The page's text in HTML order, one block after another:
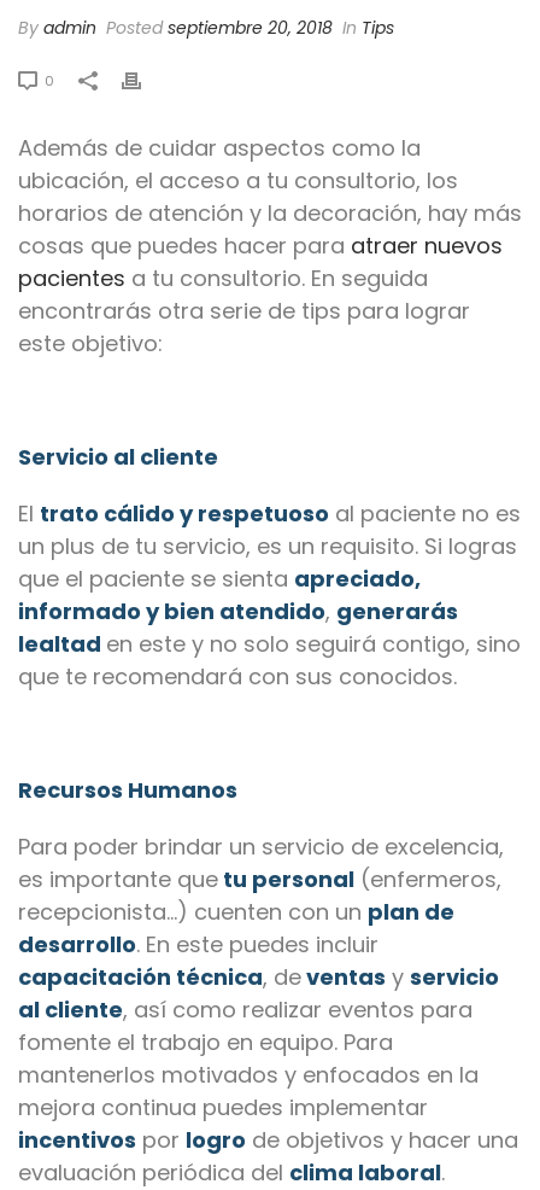
By admin Postedseptiembre 20, 2018 In Tips
0
Además de cuidar aspectos como la
ubicación, el acceso a tu consultorio, los
horarios de atención y la decoración, hay más
cosas que puedes hacer para atraer nuevos
pacientes a tu consultorio. En seguida
encontrarás otra serie de tips para lograr
este objetivo:
Servicio al cliente
El trato cálido y respetuoso al paciente no es
un plus de tu servicio, es un requisito. Si logras
que el paciente se sienta apreciado,
informado y bien atendido, generarás
lealtad en este y no solo seguirá contigo, sino
que te recomendará con sus conocidos.
Recursos Humanos
Para poder brindar un servicio de excelencia,
es importante que tu personal (enfermeros,
recepcionista…) cuenten con un plan de
desarrollo. En este puedes incluir
capacitación técnica, deventas y servicio
al cliente, así como realizar eventos para
fomente el trabajo en equipo. Para
mantenerlos motivados y enfocados en la
mejora continua puedes implementar
incentivos por logro de objetivos y hacer una
evaluación periódica del clima laboral.